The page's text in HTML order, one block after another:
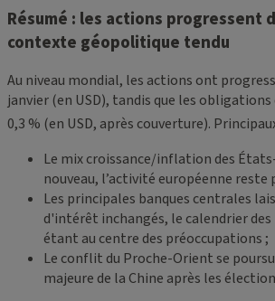
Résumé : les actions progressent
contexte géopolitique tendu
Au niveau mondial, les actions ont
janvier (en USD), tandis que les
0,3 % (en USD, après couverture).
Le mix croissance/inflation des
nouveau, l’activité européenne reste
Les principales banques centrales
d'intérêt inchangés, le calendrier des
étant au centre des préoccupations ;
Le conflit du Proche-Orient se
majeure de la Chine après les